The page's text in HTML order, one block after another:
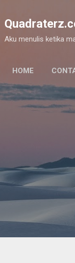
Aku menulis ketika
HOME